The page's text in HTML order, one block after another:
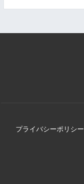
プライバシーポリシー